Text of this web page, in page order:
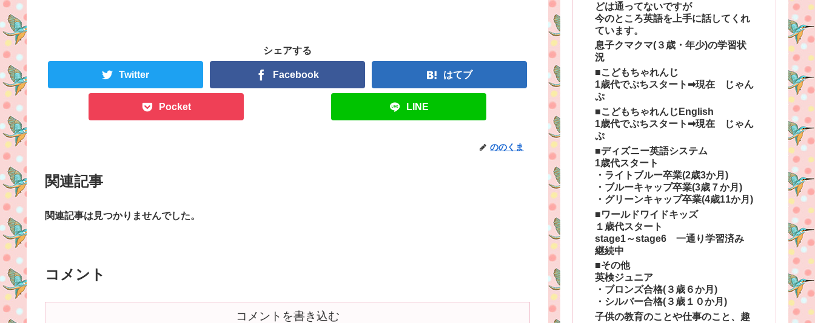
シェアする
Twitter Facebook はてブ
Pocket LINE
ののくま
関連記事
関連記事は見つかりませんでした。
コメント
コメントを書き込む
どは通ってないですが
今のところ英語を上手に話してくれ
ています。
息子クマクマ(３歳・年少)の学習状
況
■こどもちゃれんじ
1歳代でぷちスタート➡現在 じゃん
ぷ
■こどもちゃれんじEnglish
1歳代でぷちスタート➡現在 じゃん
ぷ
■ディズニー英語システム
1歳代スタート
・ライトブルー卒業(2歳3か月)
・ブルーキャップ卒業(3歳７か月)
・グリーンキャップ卒業(4歳11か月)
■ワールドワイドキッズ
１歳代スタート
stage1～stage6 一通り学習済み
継続中
■その他
英検ジュニア
・ブロンズ合格(３歳６か月)
・シルバー合格(３歳１０か月)
子供の教育のことや仕事のこと、趣